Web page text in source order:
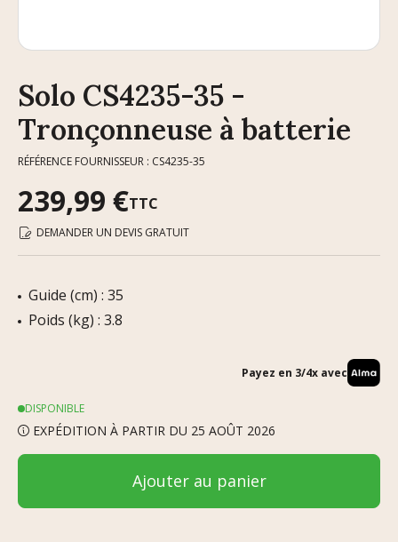
Solo CS4235-35 -
Tronçonneuse à batterie
RÉFÉRENCE FOURNISSEUR : CS4235-35
239,99 €TTC
DEMANDER UN DEVIS GRATUIT
Guide (cm) : 35
Poids (kg) : 3.8
Payez en 3/4x avec
DISPONIBLE
EXPÉDITION À PARTIR DU 25 AOÛT 2026
Ajouter au panier